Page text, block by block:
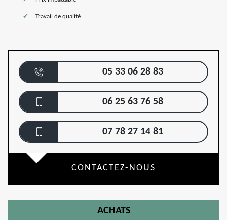
Travail de qualité
05 33 06 28 83
06 25 63 76 58
07 78 27 14 81
CONTACTEZ-NOUS
ACHATS